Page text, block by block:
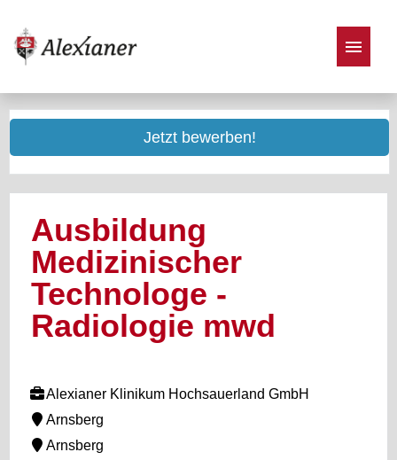
Stellenangebote
Jetzt bewerben!
Ausbildung
Medizinischer
Technologe -
Radiologie mwd
Alexianer Klinikum Hochsauerland GmbH
Arnsberg
Arnsberg